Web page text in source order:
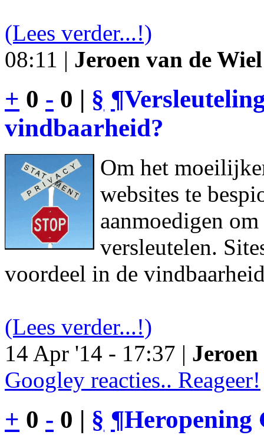
(Lees verder...!)
08:11 | Jeroen van de Wiel
+ 0 - 0 | § ¶
vindbaarheid?
Om het
websites te
aanmoedigen
versleutelen.
voordeel in de
(Lees verder...!)
14 Apr '14 - 17:37 |
Googley reacties.. Reageer!
+ 0 - 0 | § ¶Heropening